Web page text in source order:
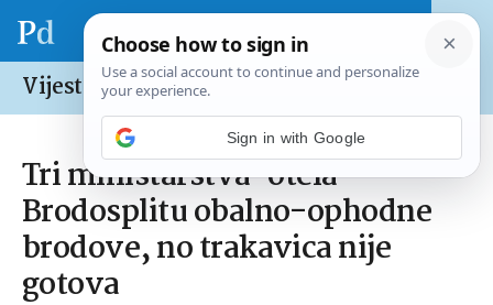
Vijesti /Hrvatska
Tri ministarstva ‘otela’
Brodosplitu obalno-ophodne
brodove, no trakavica nije
gotova